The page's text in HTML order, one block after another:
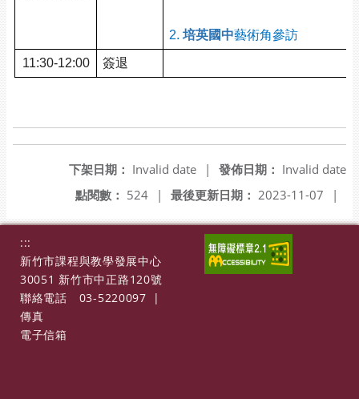
2. 培英國中藝術角參訪
11:30-12:00 簽退
發佈日期： Invalid date
下架日期： Invalid date
|
最後更新日期： 2023-11-07 |
點閱數： 524 |
:::
新竹市課程與教學發展中心
30051 新竹市中正路120號
聯絡電話
03-5220097
|
傳真
電子信箱